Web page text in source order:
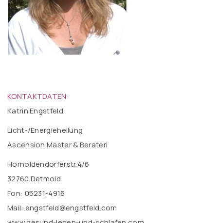
KONTAKTDATEN:
Katrin Engstfeld
Licht-/Energieheilung
Ascension Master & Berateri
Hornoldendorferstr.4/6
32760 Detmold
Fon: 05231-4916
Mail:.engstfeld@engstfeld.com